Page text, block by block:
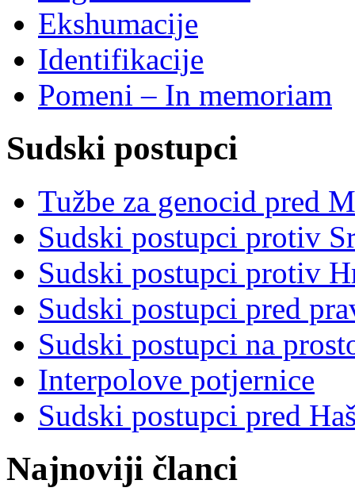
Ekshumacije
Identifikacije
Pomeni – In memoriam
Sudski postupci
Tužbe za genocid pred
Sudski postupci protiv
Sudski postupci protiv
Sudski postupci pred
Sudski postupci na
Interpolove potjernice
Sudski postupci pred
Najnoviji članci